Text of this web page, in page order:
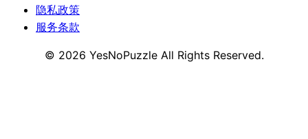
隐私政策
服务条款
© 2026 YesNoPuzzleAll Rights Reserved.